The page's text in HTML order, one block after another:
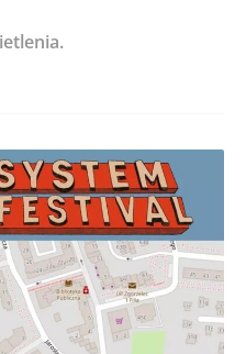
tej przeglądarce podczas